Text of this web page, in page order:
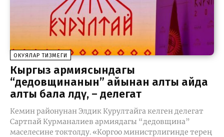
ОКУЯЛАР ТИЗМЕГИ
Кыргыз армиясындагы
“дедовщинанын” айынан алты айда
алты бала өлдү, – делегат
Кемин районунан Элдик Курултайга келген делегат
Сартпай Курманалиев армиядагы “дедовщина”
маселесине токтолду. «Коргоо министрлигинде терең